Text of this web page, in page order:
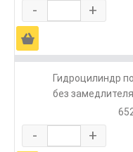
- +
Ä
Гидроцилиндр
без
- +